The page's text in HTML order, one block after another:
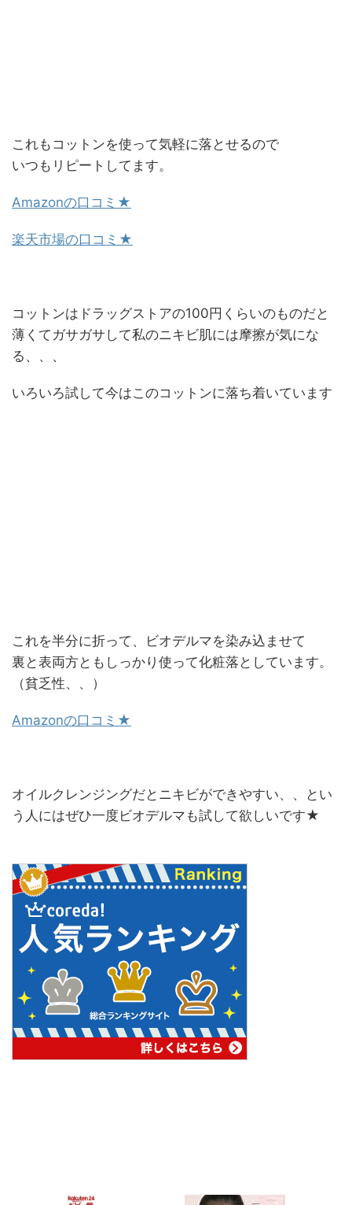
これもコットンを使って気軽に落とせるので
いつもリピートしてます。
Amazonの口コミ★
楽天市場の口コミ★
コットンはドラッグストアの100円くらいのものだと
薄くてガサガサして私のニキビ肌には摩擦が気にな
る、、、
いろいろ試して今はこのコットンに落ち着いています
これを半分に折って、ビオデルマを染み込ませて
裏と表両方ともしっかり使って化粧落としています。
（貧乏性、、）
Amazonの口コミ★
オイルクレンジングだとニキビができやすい、、とい
う人にはぜひ一度ビオデルマも試して欲しいです★